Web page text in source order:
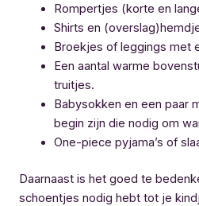
Rompertjes (korte en
Shirts en
Broekjes of leggings met
Een aantal warme
truitjes.
Babysokken en een paar
begin zijn die nodig om
One-piece pyjama’s of
Daarnaast is het goed te
schoentjes nodig hebt tot je